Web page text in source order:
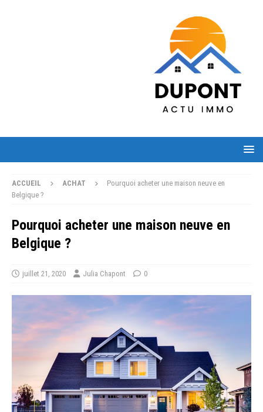
ACCUEIL ACHAT
Pourquoi acheter une maison neuve en
Belgique ?
Pourquoi acheter une maison neuve en
Belgique ?
juillet 21, 2020 Julia Chapont 0